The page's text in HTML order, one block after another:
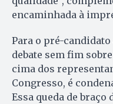
encaminhada à
Para o pré-
debate sem fim
cima dos
Congresso, é
Essa queda de braço